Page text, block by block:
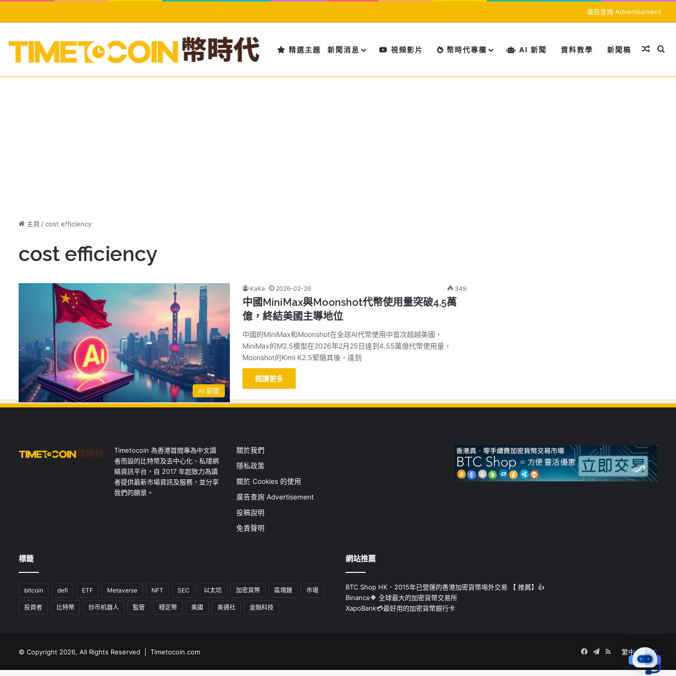
廣告查詢 Advertisement
精選主題 新聞消息 視頻影片 幣時代專欄 AI 新聞 資料教學 新聞稿 隨機文
搜
主頁 /cost efficiency
cost efficiency
AI 新聞
KaKa 2026-02-26 349
中國MiniMax與Moonshot代幣使用量突破4.5萬
億，終結美國主導地位
中國的MiniMax和Moonshot在全球AI代幣使用中首次超越美國，
MiniMax的M2.5模型在2026年2月25日達到4.55萬億代幣使用量，
Moonshot的Kimi K2.5緊隨其後，達到
閱讀更多
Timetocoin 為香港首間專為中文讀
者而設的比特幣及去中心化、私隱網
絡資訊平台，自 2017 年起致力為讀
者提供最新市場資訊及服務，並分享
我們的願景。
關於我們
隱私政策
關於 Cookies 的使用
廣告查詢 Advertisement
投稿說明
免責聲明
標籤
bitcoin defi ETF Metaverse NFT SEC 以太坊 加密貨幣 區塊鏈 市場
投資者 比特幣 炒币机器人 監管 穩定幣 美國 美通社 金融科技
網站推薦
BTC Shop HK - 2015年已營運的香港加密貨幣埸外交易 【 推薦】👍
Binance🔶 全球最大的加密貨幣交易所
XapoBank💳最好用的加密貨幣銀行卡
© Copyright 2026, All Rights Reserved | Timetocoin.com 繁中 簡中
Facebook
Telegram
RSS